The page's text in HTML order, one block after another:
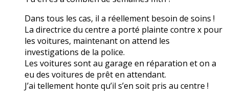
Dans tous les cas, il a réellement besoin de soins !
La directrice du centre a porté plainte contre x pour
les voitures, maintenant on attend les
investigations de la police.
Les voitures sont au garage en réparation et on a
eu des voitures de prêt en attendant.
J’ai tellement honte qu’il s’en soit pris au centre !